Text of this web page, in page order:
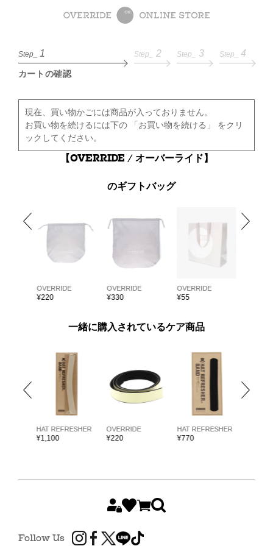
Step_ 1
カートの確認
Step_ 2 Step_ 3 Step_ 4
現在、買い物かごには商品が入っておりません。
お買い物を続けるには下の 「お買い物を続ける」 をクリ
ックしてください。
【OVERRIDE / オーバーライド】
のギフトバッグ
OVERRIDE
¥220
OVERRIDE
¥330
OVERRIDE
¥55
一緒に購入されているケア商品
HAT REFRESHER
¥1,100
OVERRIDE
¥220
HAT REFRESHER
¥770
Follow Us